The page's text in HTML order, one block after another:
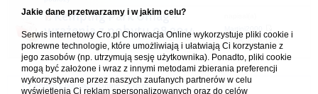
Kemping Park Umag -
wrażenia z pobytu 08.2014
1 2 3
wKempingi
06.05.2026 18:52
Forum Chorwacja Online - Cro.pl
Jakie dane przetwarzamy i w jakim celu?
Serwis internetowy Cro.pl Chorwacja Online wykorzystuje pliki cookie i
pokrewne technologie, które umożliwiają i ułatwiają Ci korzystanie z
jego zasobów (np. utrzymują sesję użytkownika). Ponadto, pliki cookie
mogą być założone i wraz z innymi metodami zbierania preferencji
wykorzystywane przez naszych zaufanych partnerów w celu
wyświetlenia Ci reklam spersonalizowanych oraz do celów